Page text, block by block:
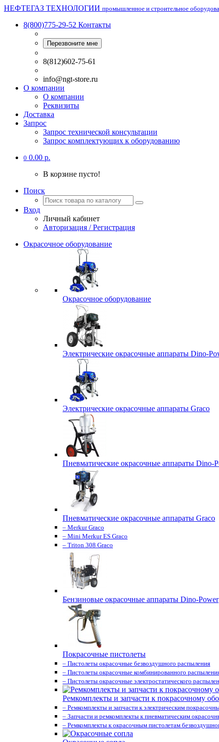
НЕФТЕГАЗ ТЕХНОЛОГИИ промышленное и строительное
8(800)775-29-52 Контакты
Перезвоните мне
8(812)602-75-61
info@ngt-store.ru
О компании
О компании
Реквизиты
Доставка
Запрос
Запрос технической консультации
Запрос комплектующих к оборудованию
0 0.00 р.
В корзине пусто!
Поиск
Вход
Личный кабинет
Авторизация / Регистрация
Окрасочное оборудование
Окрасочное оборудование
Электрические окрасочные аппараты Dino-
Электрические окрасочные аппараты Graco
Пневматические окрасочные аппараты Dino-
Пневматические окрасочные аппараты Graco
– Merkur Graco
– Mini Merkur ES Graco
– Triton 308 Graco
Бензиновые окрасочные аппараты Dino-Power
Покрасочные пистолеты
– Пистолеты окрасочные безвоздушного распыления
– Пистолеты окрасочные комбинированного
– Пистолеты окрасочные электростатического
Ремкомплекты и запчасти к покрасочному
– Ремкомплекты и запчасти к электрическим
– Запчасти и ремкомплекты к пневматическим
– Ремкомплекты к окрасочным пистолетам